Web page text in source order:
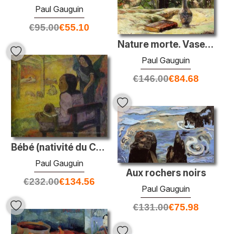
Paul Gauguin
€95.00€55.10
Nature morte. Vase avec des fleurs sur la fenêtre
Paul Gauguin
€146.00€84.68
Bébé (nativité du Christ tahitien)
Paul Gauguin
€232.00€134.56
Aux rochers noirs
Paul Gauguin
€131.00€75.98